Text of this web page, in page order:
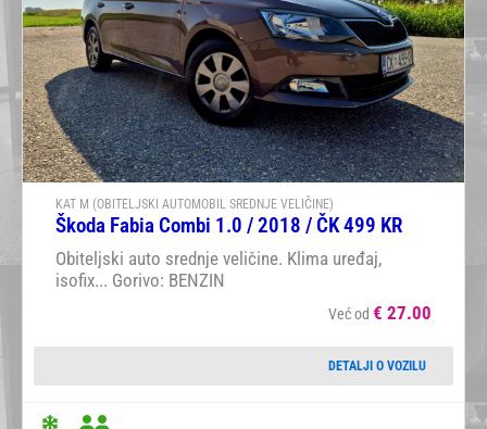
KAT M (OBITELJSKI AUTOMOBIL SREDNJE VELIČINE)
Škoda Fabia Combi 1.0 / 2018 / ČK 499 KR
Obiteljski auto srednje veličine. Klima uređaj,
isofix... Gorivo: BENZIN
Već od € 27.00
DETALJI O VOZILU